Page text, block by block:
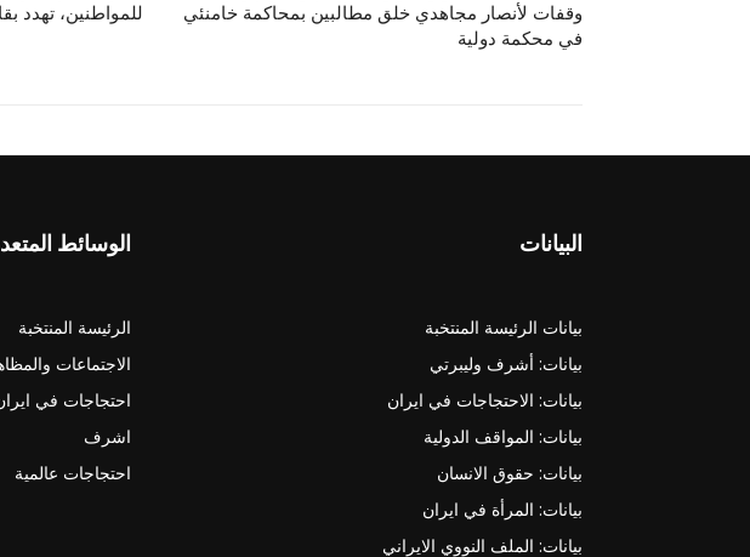
للمواطنين، تهدد
وقفات لأنصار مجاهدي خلق مطالبین بمحاكمة خامنئي
في محكمة دولية
الوسائط
الرئيسة المنتخبة
الاجتماعات
احتجاجات في
اشرف
احتجاجات عالمية
البيانات
بيانات الرئيسة المنتخبة
بيانات: أشرف وليبرتي
بيانات: الاحتجاجات في ايران
بيانات: المواقف الدولية
بيانات: حقوق الانسان
بيانات: المرأة في ايران
بيانات: الملف النووي الايراني